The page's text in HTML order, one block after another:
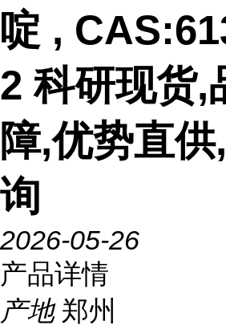
啶 ,
2 科研现货,
障,优势直
询
2026-05-26
产品详情
产地 郑州